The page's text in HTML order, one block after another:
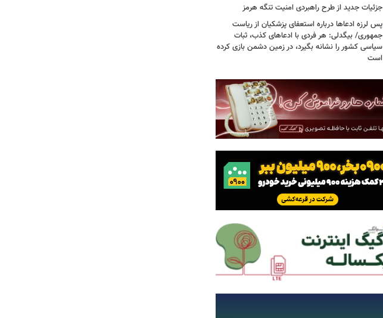
جزئیات جدید از طرح راهبردی امنیت تنگه هرمز
پس لرزه ادعاها درباره استعفای پزشکیان از ریاست
جمهوری/ بیگدلی: هر فردی با ادعاهای کذب، ثبات
سیاسی کشور را نشانه بگیرد، در زمین دشمن بازی کرده
است